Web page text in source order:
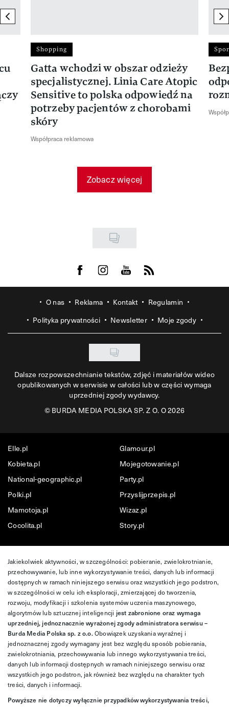
previous element
Shopping
Gatta wchodzi w obszar odzieży
specjalistycznej. Linia Care Atopic
Sensitive to polska odpowiedź na
potrzeby pacjentów z chorobami
skóry
Współpraca reklamowa
Zobacz więcej
Visit us on Facebook
Visit us on Instagram
Visit us on Youtube
Visit us on Rss
O nas Reklama Kontakt
Regulamin
Polityka prywatności
Newsletter Moje zgody
Dalsze rozpowszechnianie tekstów, zdjęć i materiałów wideo
opublikowanych w serwisie w całości lub w części wymaga
uprzedniej zgody wydawcy.
©BURDA MEDIA POLSKA SP. Z O. O 2026
Elle.pl
Glamour.pl
Kobieta.pl
Mojegotowanie.pl
National-geographic.pl
Party.pl
Polki.pl
Przyslijprzepis.pl
Mamotoja.pl
Wizaz.pl
Cocolita.pl
Story.pl
Jakiekolwiek aktywności, w szczególności: pobieranie, zwielokrotnianie,
przechowywanie, lub inne wykorzystywanie treści, danych lub informacji
dostępnych w ramach niniejszego serwisu oraz wszystkich jego podstron,
w szczególności w celu ich eksploracji, zmierzającej do tworzenia,
rozwoju, modyfikacji i szkolenia systemów uczenia maszynowego,
algorytmów lub sztucznej inteligencji jest zabronione oraz wymaga
uprzedniej, jednoznacznie wyrażonej zgody administratora serwisu –
Burda Media Polska sp. z o.o.Obowiązek uzyskania wyraźnej i
jednoznacznej zgody wymagany jest bez względu sposób pobierania,
zwielokrotniania, przechowywania lub innego wykorzystywania treści,
danych lub informacji dostępnych w ramach niniejszego serwisu oraz
wszystkich jego podstron, jak również bez względu na charakter tych
treści, danych i informacji.
Powyższe nie dotyczy wyłącznie przypadków wykorzystywania treści,